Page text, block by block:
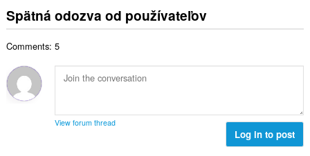
:o
t
í
:
h
o
o
n
í
p
o
t
h
n
k
ý
p
e
Spätná odozva od používateľov
Comments: 5
View forum thread
Log in to post